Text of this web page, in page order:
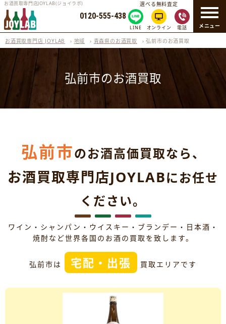
メニュー
お酒買取専門店JOYLAB(ジョイラボ)
0120-555-438
選べる無料査定
LINE オンライン 電話
お酒買取専門店 JOYLAB › 地域 › 青森県のお酒買取 ›弘前市のお酒買取
弘前市のお酒買取
弘前市のお酒高価買取なら、
お酒買取専門店JOYLABにお任せ
ください。
ワイン・シャンパン・ウイスキー・ブランデー・日本酒・
焼酎など世界各国のお酒の買取を致します。
弘前市は 宅配・出張 買取エリアです